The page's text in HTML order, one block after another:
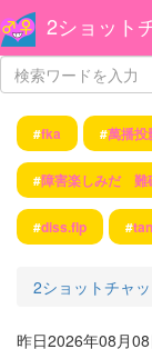
2ショット
#fka #萬播投
#障害楽しみだ
#diss.flp #
2ショットチャ
昨日2026年08月